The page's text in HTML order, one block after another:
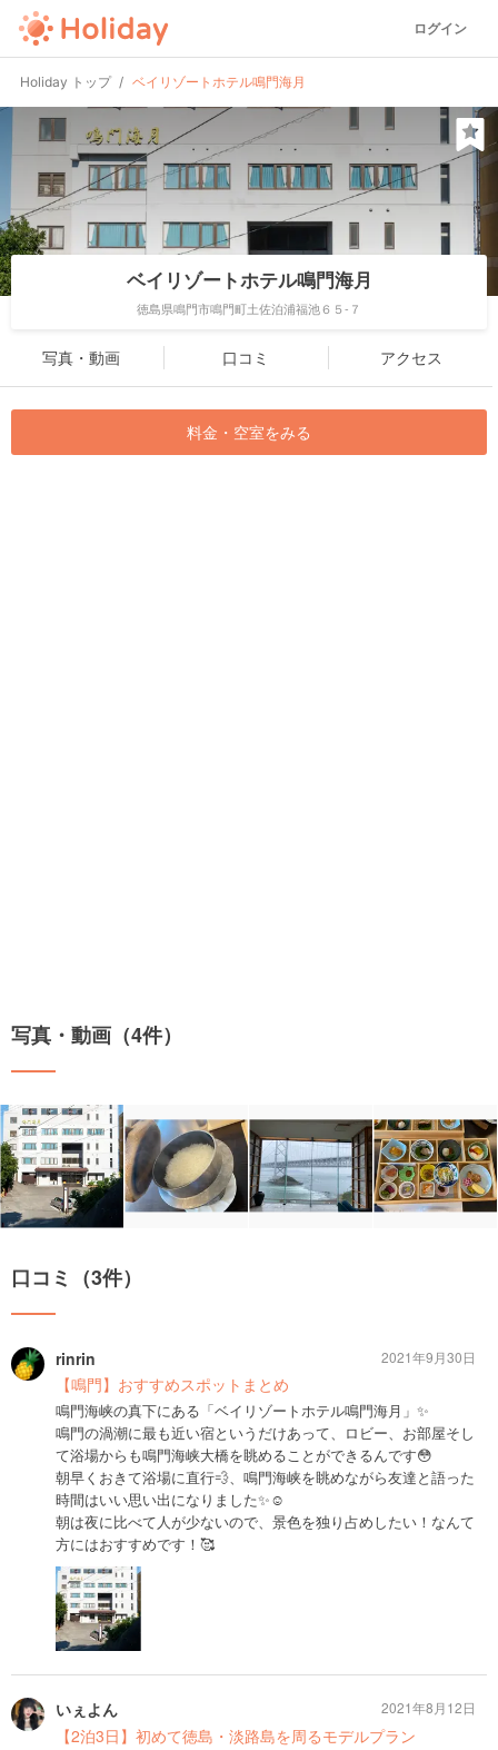
ログイン
Holiday トップ ベイリゾートホテル鳴門海月
ベイリゾートホテル鳴門海月
徳島県鳴門市鳴門町土佐泊浦福池６５-７
写真・動画 口コミ アクセス
料金・空室をみる
写真・動画（4件）
口コミ（3件）
rinrin
【鳴門】おすすめスポットまとめ
鳴門海峡の真下にある「ベイリゾートホテル鳴門海月」✨
鳴門の渦潮に最も近い宿というだけあって、ロビー、お部屋そし
て浴場からも鳴門海峡大橋を眺めることができるんです😳
朝早くおきて浴場に直行💨、鳴門海峡を眺めながら友達と語った
時間はいい思い出になりました✨☺️
朝は夜に比べて人が少ないので、景色を独り占めしたい！なんて
方にはおすすめです！🥰
2021年9月30日
いぇよん
【2泊3日】初めて徳島・淡路島を周るモデルプラン
2021年8月12日